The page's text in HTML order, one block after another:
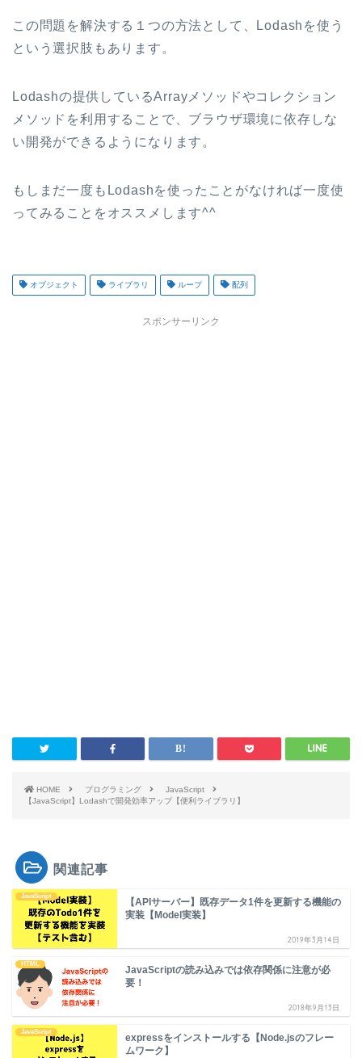
この問題を解決する１つの方法として、Lodashを使う
という選択肢もあります。
Lodashの提供しているArrayメソッドやコレクション
メソッドを利用することで、ブラウザ環境に依存しな
い開発ができるようになります。
もしまだ一度もLodashを使ったことがなければ一度使
ってみることをオススメします^^
オブジェクト ライブラリ ループ 配列
スポンサーリンク
HOME プログラミング
JavaScript
【JavaScript】Lodashで開発効率アップ【便利ライブラリ】
関連記事
JavaScript
【APIサーバー】既存データ1件を更新する機能の
実装【Model実装】
2019年3月14日
HTML
JavaScriptの読み込みでは依存関係に注意が必
要！
2018年9月13日
JavaScript
expressをインストールする【Node.jsのフレー
ムワーク】